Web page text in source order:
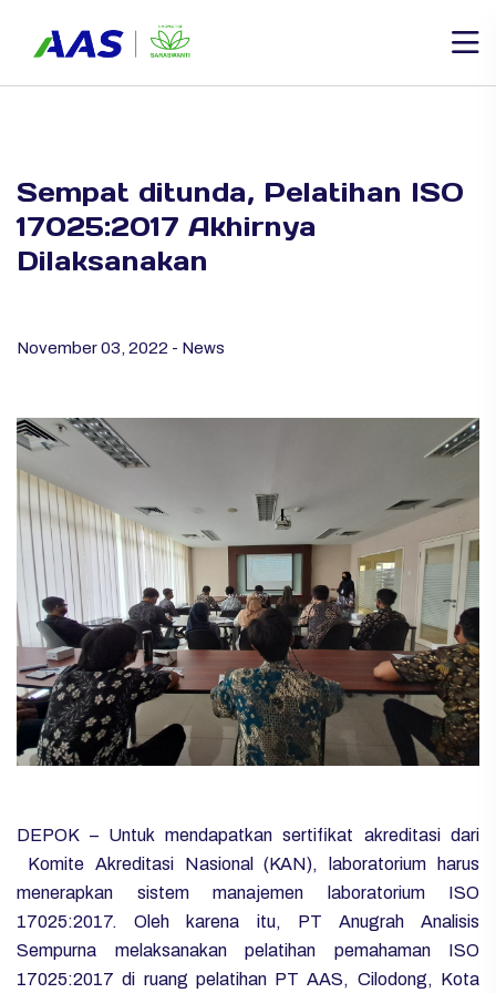
Sempat ditunda, Pelatihan ISO
17025:2017 Akhirnya
Dilaksanakan
November 03, 2022 - News
DEPOK – Untuk mendapatkan sertifikat akreditasi dari
Komite Akreditasi Nasional (KAN), laboratorium harus
menerapkan sistem manajemen laboratorium ISO
17025:2017. Oleh karena itu, PT Anugrah Analisis
Sempurna melaksanakan pelatihan pemahaman ISO
17025:2017 di ruang pelatihan PT AAS, Cilodong, Kota